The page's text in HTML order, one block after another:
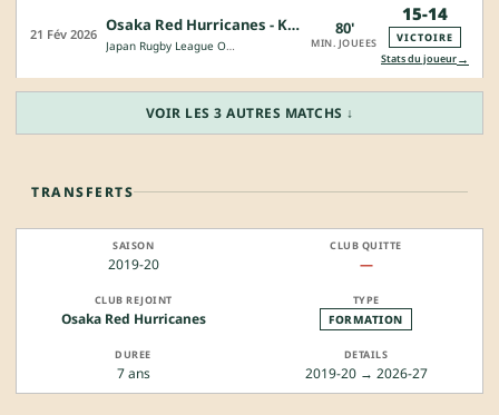
21 Fév 2026 Osaka Red Hurricanes - Kamaishi Seawaves
Japan Rugby League One - Division 2
80'
MIN. JOUEES
15-14
VICTOIRE
Stats du joueur→
VOIR LES 3 AUTRES MATCHS ↓
TRANSFERTS
2019-20 —
Osaka Red Hurricanes FORMATION
7 ans 2019-20 → 2026-27